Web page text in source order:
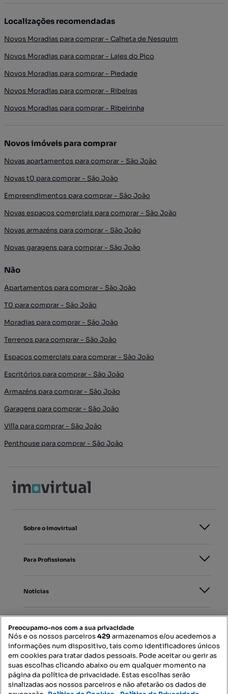
Localizações recomendadas
Novos Moradias para comprar - Calheta de Nesquim
Novos Moradias para comprar - Lajes do Pico
Novos Moradias para comprar - Piedade
Novos Moradias para comprar - Ribeiras
Novos Moradias para comprar - Ribeirinha
Novos imóveis para comprar
Novas apartamentos para comprar - São João
Novas t0 para comprar - São João
Empreendimentos para comprar - São João
Novas espaços comerciais para comprar - São João
Novas armazéns para comprar - São João
Novas garagens para comprar - São João
Não
Apartamentos para comprar - São João
T0 para comprar - São João
Moradias para comprar - São João
Terrenos para comprar - São João
Espaços comerciais para comprar - São João
Escritórios para comprar - São João
Armazéns para comprar - São João
Garagens para comprar - São João
Villa para comprar - São João
Penthouse para comprar - São João
Sobre o Imovirtual
Para Profissionais
Notícias
Mapa do Site
Contacte-nos
Preocupamo-nos com a sua privacidade
Nós e os nossos parceiros429armazenamos e/ou acedemos a
informações num dispositivo, tais como identificadores únicos
em cookies para tratar dados pessoais. Pode aceitar ou gerir as
suas escolhas clicando abaixo ou em qualquer momento na
página da política de privacidade. Estas escolhas serão
sinalizadas aos nossos parceiros e não afetarão os dados de